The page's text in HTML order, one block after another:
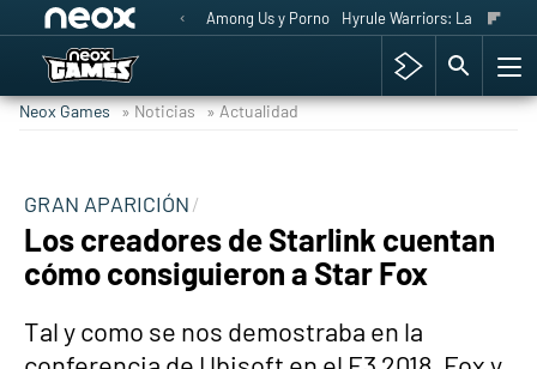
Among Us y Porno Hyrule Warriors: La Era del
Neox Games » Noticias » Actualidad
GRAN APARICIÓN
Los creadores de Starlink cuentan
cómo consiguieron a Star Fox
Tal y como se nos demostraba en la